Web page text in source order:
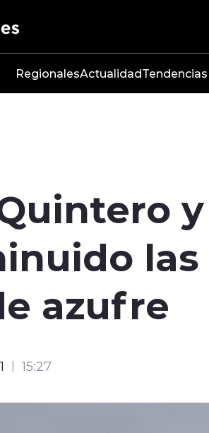
RegionalesActualidadTendencias
azufre
15:27